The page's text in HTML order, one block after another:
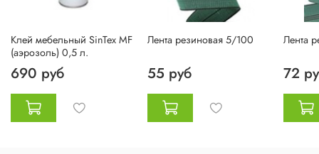
Клей мебельный SinTex MF
(аэрозоль) 0,5 л.
690 руб
Лента резиновая 5/100
55 руб
Лента
72